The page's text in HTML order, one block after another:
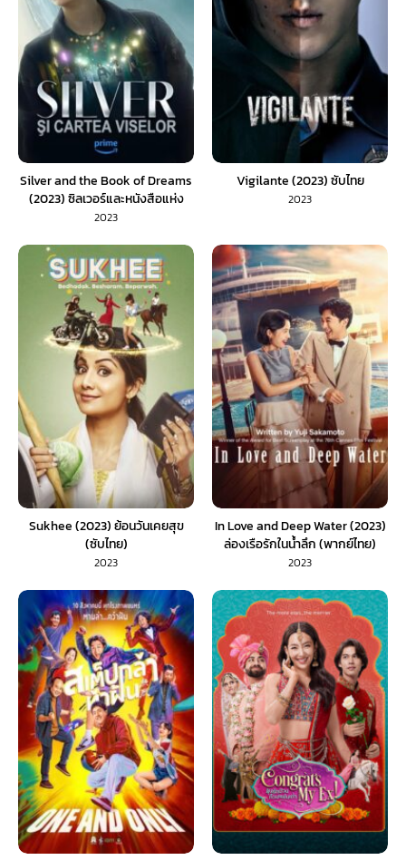
Silver and the Book of Dreams
(2023) ซิลเวอร์และหนังสือแห่ง
ความฝัน (ซับไทย)
2023
Vigilante (2023) ซับไทย
2023
Sukhee (2023) ย้อนวันเคยสุข
(ซับไทย)
2023
In Love and Deep Water (2023)
ล่องเรือรักในน้ำลึก (พากย์ไทย)
2023